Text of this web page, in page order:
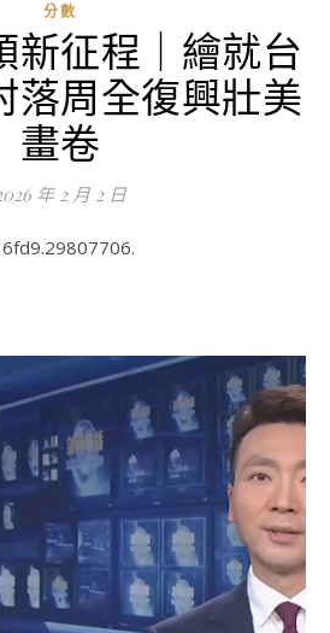
分數
新征程｜繪就台
落周全復興壯美
畫卷
年 2 月 2 日
0